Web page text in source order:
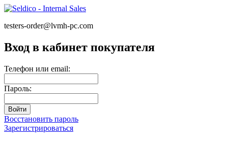
testers-order@lvmh-pc.com
Вход в кабинет покупателя
Телефон или email:
Пароль:
Восстановить пароль
Зарегистрироваться